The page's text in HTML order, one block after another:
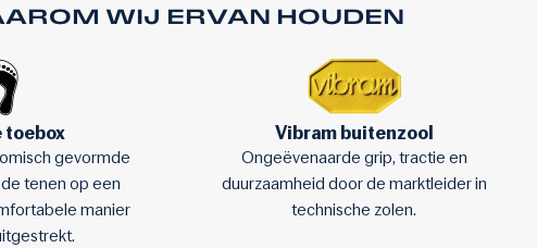
WIJ ERVAN HOUDEN
toebox
gevormde
tenen op een
manier
Vibram buitenzool
Ongeëvenaarde grip, tractie en
duurzaamheid door de marktleider in
technische zolen.